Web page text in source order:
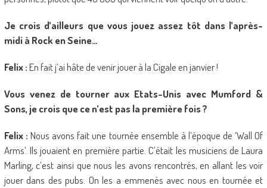
Je crois d’ailleurs que vous jouez assez tôt dans l’après-
midi à Rock en Seine…
Felix :En fait j’ai hâte de venir jouer à la Cigale en janvier !
Vous venez de tourner aux Etats-Unis avec Mumford &
Sons, je crois que ce n’est pas la première fois ?
Felix : Nous avons fait une tournée ensemble à l’époque de ‘Wall Of
Arms’. Ils jouaient en première partie. C’était les musiciens de Laura
Marling, c’est ainsi que nous les avons rencontrés, en allant les voir
jouer dans des pubs. On les a emmenés avec nous en tournée et